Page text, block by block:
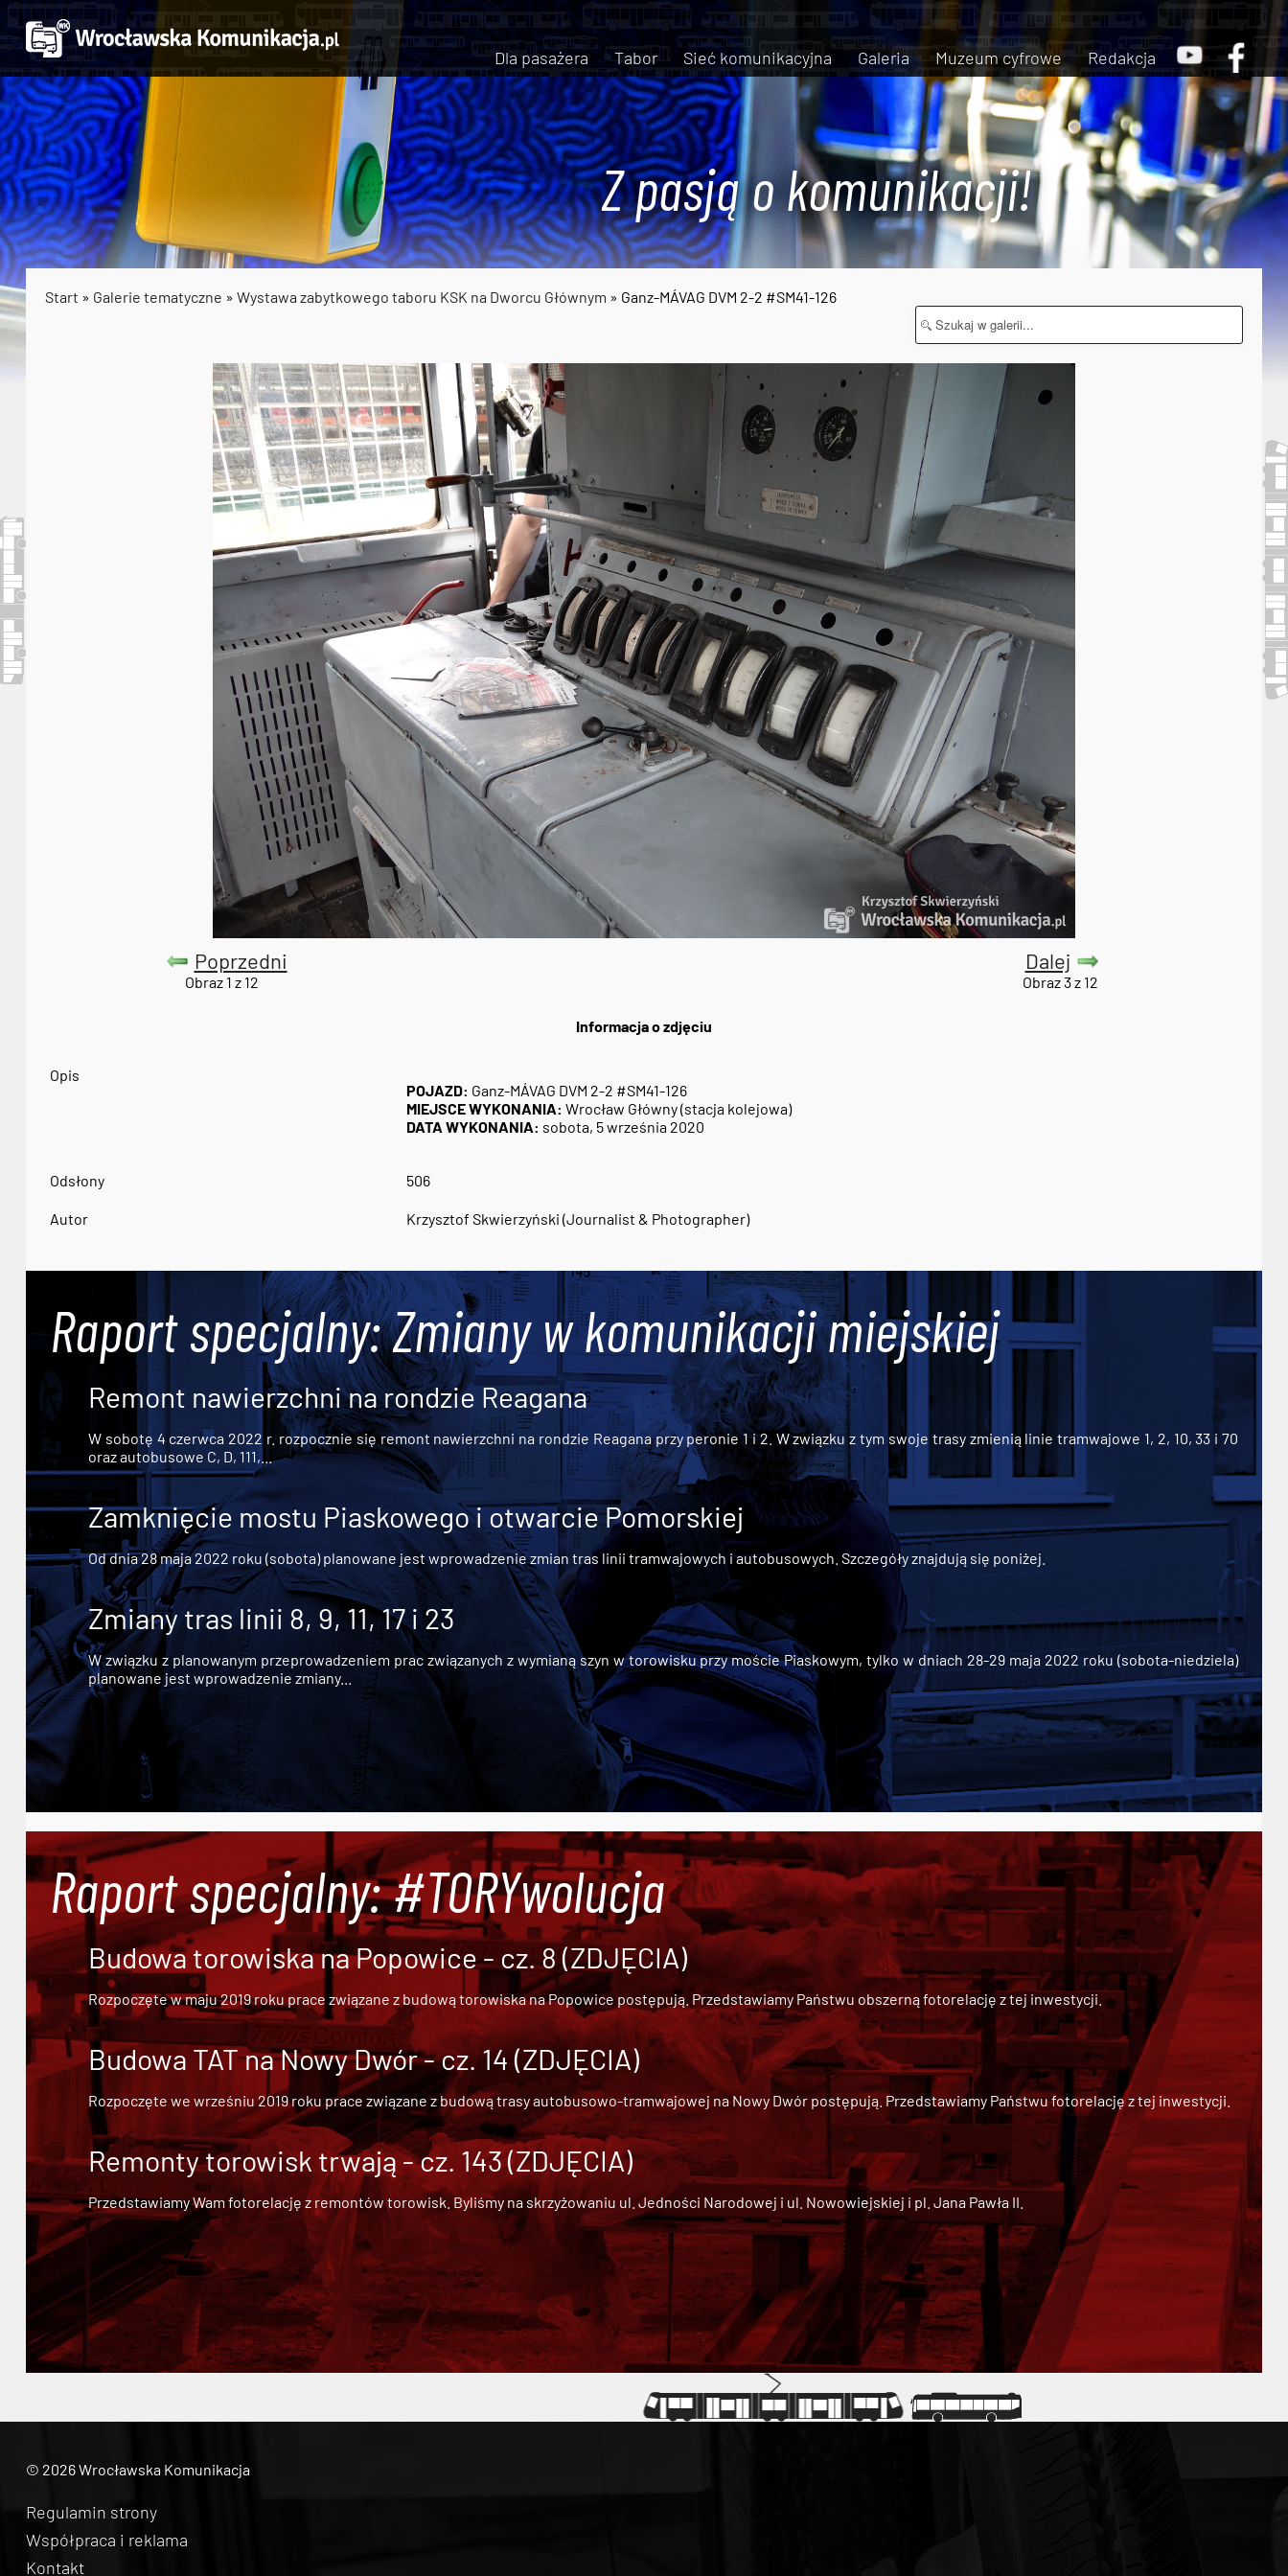
Dla pasażera Tabor Sieć komunikacyjna Galeria Muzeum cyfrowe Redakcja
Z pasją o komunikacji!
Start » Galerie tematyczne » Wystawa zabytkowego taboru KSK na Dworcu Głównym » Ganz-MÁVAG DVM 2-2 #SM41-126
Poprzedni
Obraz 1 z 12
Dalej
Obraz 3 z 12
Informacja o zdjęciu
Opis
POJAZD: Ganz-MÁVAG DVM 2-2 #SM41-126
MIEJSCE WYKONANIA: Wrocław Główny (stacja kolejowa)
DATA WYKONANIA: sobota, 5 września 2020
Odsłony 506
Autor Krzysztof Skwierzyński (Journalist & Photographer)
Raport specjalny: Zmiany w komunikacji miejskiej
Remont nawierzchni na rondzie Reagana
W sobotę 4 czerwca 2022 r. rozpocznie się remont nawierzchni na rondzie Reagana przy peronie 1 i 2. W związku z tym swoje trasy zmienią linie tramwajowe 1, 2, 10, 33 i 70
oraz autobusowe C, D, 111,...
Zamknięcie mostu Piaskowego i otwarcie Pomorskiej
Od dnia 28 maja 2022 roku (sobota) planowane jest wprowadzenie zmian tras linii tramwajowych i autobusowych. Szczegóły znajdują się poniżej.
Zmiany tras linii 8, 9, 11, 17 i 23
W związku z planowanym przeprowadzeniem prac związanych z wymianą szyn w torowisku przy moście Piaskowym, tylko w dniach 28-29 maja 2022 roku (sobota-niedziela)
planowane jest wprowadzenie zmiany...
Raport specjalny: #TORYwolucja
Budowa torowiska na Popowice - cz. 8 (ZDJĘCIA)
Rozpoczęte w maju 2019 roku prace związane z budową torowiska na Popowice postępują. Przedstawiamy Państwu obszerną fotorelację z tej inwestycji.
Budowa TAT na Nowy Dwór - cz. 14 (ZDJĘCIA)
Rozpoczęte we wrześniu 2019 roku prace związane zbudową trasy autobusowo-tramwajowej na Nowy Dwórpostępują. Przedstawiamy Państwu fotorelację z tej inwestycji.
Remonty torowisk trwają - cz. 143 (ZDJĘCIA)
Przedstawiamy Wam fotorelację z remontów torowisk. Byliśmy na skrzyżowaniu ul. Jedności Narodowej i ul. Nowowiejskiej i pl. Jana Pawła II.
© 2026 Wrocławska Komunikacja
Regulamin strony
Współpraca i reklama
Kontakt